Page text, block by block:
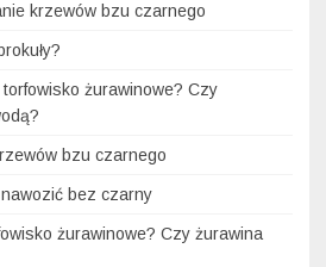
krzewów bzu czarnego
żurawinowe? Czy
bzu czarnego
bez czarny
żurawinowe? Czy żurawina